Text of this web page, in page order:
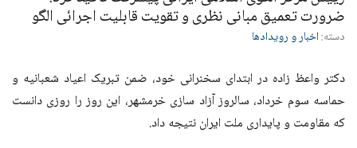
ضرورت تعمیق مبانی نظری و تقویت قابلیت اجرائی الگو
دسته:اخبار و رویدادها
دکتر واعظ زاده در ابتدای سخنرانی خود، ضمن تبریک اعیاد شعبانیه و
حماسه سوم خرداد، سالروز آزاد سازی خرمشهر، این روز را روزی دانست
که مقاومت و پایداری ملت ایران نتیجه داد.